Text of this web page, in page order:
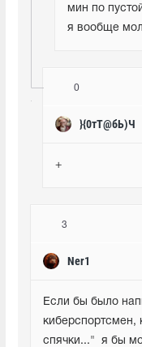
мин по
я вообще
0
}{0тТ@бЬ)Ч
+
3
Ner1
Если бы было
киберспортсмен,
спячки..."  я бы